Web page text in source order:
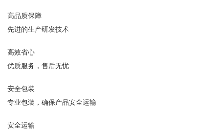
高品质保障
先进的生产研发技术
高效省心
优质服务，售后无忧
安全包装
专业包装，确保产品安全运输
安全运输